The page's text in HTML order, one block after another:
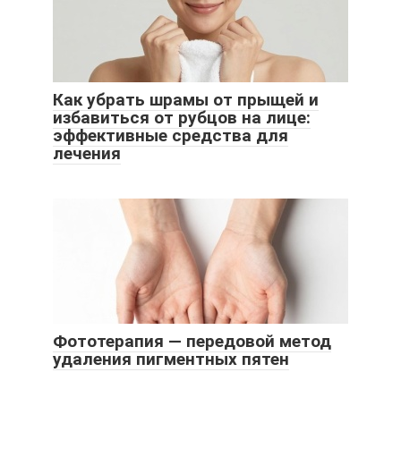
Как убрать шрамы от прыщей и
избавиться от рубцов на лице:
эффективные средства для
лечения
Фототерапия — передовой метод
удаления пигментных пятен